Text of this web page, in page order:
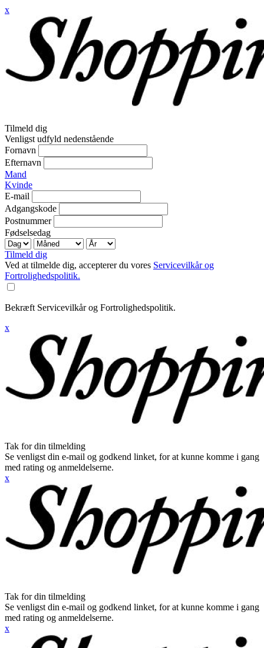
x
Tilmeld dig
Venligst udfyld nedenstående
Fornavn
Efternavn
Mand
Kvinde
E-mail
Adgangskode
Postnummer
Fødselsedag
Tilmeld dig
Ved at tilmelde dig, accepterer du vores Servicevilkår og
Fortrolighedspolitik.
Bekræft Servicevilkår og Fortrolighedspolitik.
x
Tak for din tilmelding
Se venligst din e-mail og godkend linket, for at kunne komme i gang
med rating og anmeldelserne.
x
Tak for din tilmelding
Se venligst din e-mail og godkend linket, for at kunne komme i gang
med rating og anmeldelserne.
x